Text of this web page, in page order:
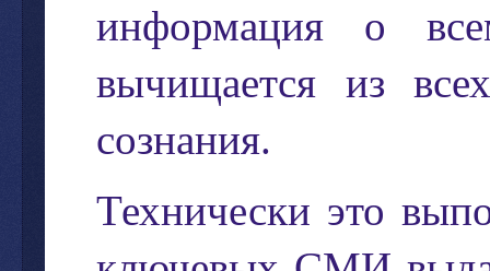
информация
о
вычищается
из
всех
сознания.
Технически это